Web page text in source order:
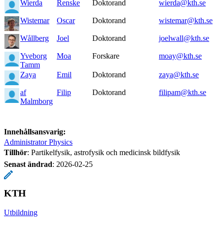
Wierda Renske Doktorand wierda@kth.se
Wistemar Oscar Doktorand wistemar@kth.se
Wållberg Joel Doktorand joelwall@kth.se
Yveborg
Tamm
Moa Forskare moay@kth.se
Zaya Emil Doktorand zaya@kth.se
af
Malmborg
Filip Doktorand filipam@kth.se
Innehållsansvarig:
Administrator Physics
Tillhör: Partikelfysik, astrofysik och medicinsk bildfysik
Senast ändrad: 2026-02-25
KTH
Utbildning